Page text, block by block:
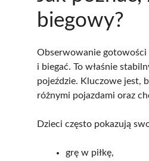
biegowy?
Obserwowanie gotowości
i biegać. To właśnie
pojeździe. Kluczowe jest,
różnymi pojazdami oraz
Dzieci często pokazują
grę w piłkę,